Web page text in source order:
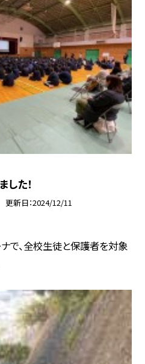
た！
更新日 2024/12/11
ナで、全校生徒と保護者を対象